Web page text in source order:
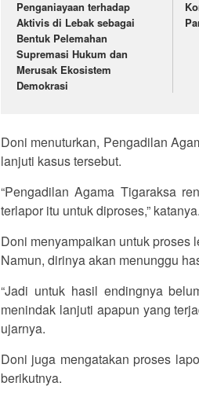
Penganiayaan terhadap
Aktivis di Lebak sebagai
Bentuk Pelemahan
Supremasi Hukum dan
Merusak Ekosistem
Demokrasi
Doni menuturkan, Pengadilan
lanjuti kasus tersebut.
“Pengadilan Agama Tigaraksa
terlapor itu untuk diproses,” katanya.
Doni menyampaikan untuk proses
Namun, dirinya akan menunggu
“Jadi untuk hasil endingnya
menindak lanjuti apapun yang
ujarnya.
Doni juga mengatakan proses
berikutnya.